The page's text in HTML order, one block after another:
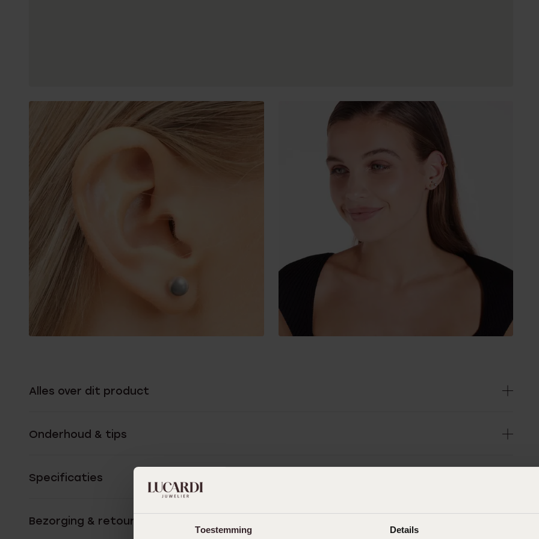
Toestemming Details
Alles over dit product
Onderhoud & tips
Specificaties
Bezorging & retourneren